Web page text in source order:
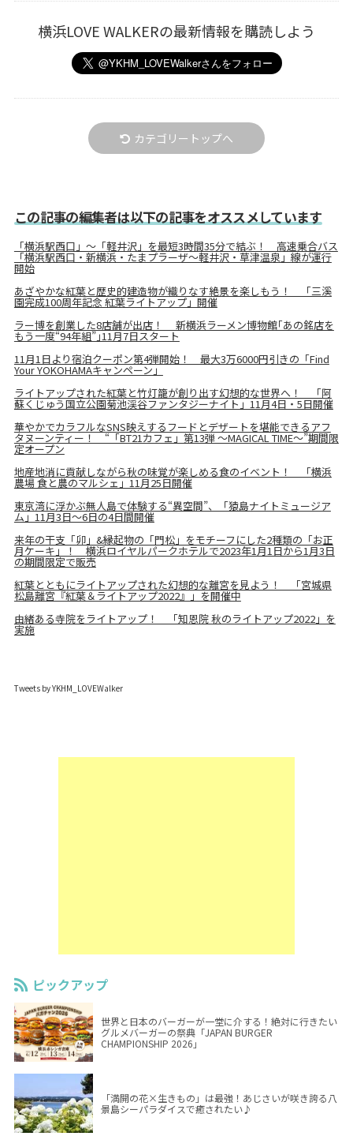
横浜LOVE WALKERの最新情報を購読しよう
カテゴリートップへ
この記事の編集者は以下の記事をオススメしています
「横浜駅西口」～「軽井沢」を最短3時間35分で結ぶ！ 高速乗合バス
「横浜駅西口・新横浜・たまプラーザ～軽井沢・草津温泉」線が運行
開始
あざやかな紅葉と歴史的建造物が織りなす絶景を楽しもう！ 「三溪
園完成100周年記念 紅葉ライトアップ」開催
ラー博を創業した8店舗が出店！ 新横浜ラーメン博物館｢あの銘店を
もう一度“94年組”｣11月7日スタート
11月1日より宿泊クーポン第4弾開始！ 最大3万6000円引きの「Find
Your YOKOHAMAキャンペーン」
ライトアップされた紅葉と竹灯籠が創り出す幻想的な世界へ！ 「阿
蘇くじゅう国立公園菊池渓谷ファンタジーナイト」11月4日・5日開催
華やかでカラフルなSNS映えするフードとデザートを堪能できるアフ
タヌーンティー！ “「BT21カフェ」第13弾 ～MAGICAL TIME～”期間限
定オープン
地産地消に貢献しながら秋の味覚が楽しめる食のイベント！ 「横浜
農場 食と農のマルシェ」11月25日開催
東京湾に浮かぶ無人島で体験する“異空間”、「猿島ナイトミュージア
ム」11月3日～6日の4日間開催
来年の干支「卯」&縁起物の「門松」をモチーフにした2種類の「お正
月ケーキ」！ 横浜ロイヤルパークホテルで2023年1月1日から1月3日
の期間限定で販売
紅葉とともにライトアップされた幻想的な離宮を見よう！ 「宮城県
松島離宮『紅葉＆ライトアップ2022』」を開催中
由緒ある寺院をライトアップ！ 「知恩院 秋のライトアップ2022」を
実施
Tweets by YKHM_LOVEWalker
ピックアップ
世界と日本のバーガーが一堂に介する！絶対に行きたい
グルメバーガーの祭典「JAPAN BURGER
CHAMPIONSHIP 2026」
「満開の花×生きもの」は最強！あじさいが咲き誇る八
景島シーパラダイスで癒されたい♪